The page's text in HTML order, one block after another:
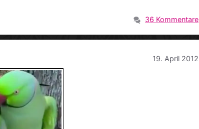
36 Kommentare
19. April 2012